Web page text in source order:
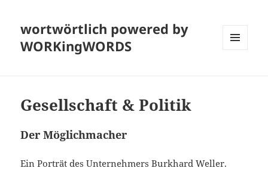
wortwörtlich powered by
WORKingWORDS
Gesellschaft & Politik
Der Möglichmacher
Ein Porträt des Unternehmers Burkhard Weller.